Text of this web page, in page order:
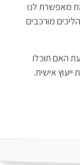
מאפשרת לנו
מורכבים
האם תוכלו
אישית.